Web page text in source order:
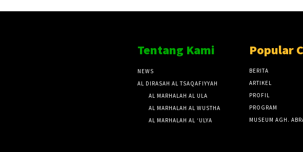
Tentang Kami
NEWS
AL DIRASAH AL TSAQAFIYYAH
AL MARHALAH AL ULA
AL MARHALAH AL WUSTHA
AL MARHALAH AL ‘ULYA
Popular
BERITA
ARTIKEL
PROFIL
PROGRAM
MUSEUM AGH.